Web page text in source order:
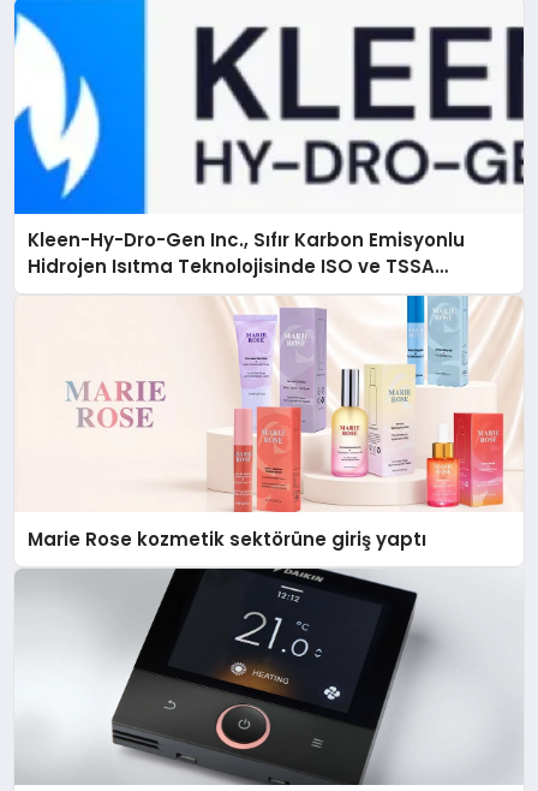
Kleen-Hy-Dro-Gen Inc., Sıfır Karbon Emisyonlu
Hidrojen Isıtma Teknolojisinde ISO ve TSSA
Düzenleyici Onaylarını Aldı
Marie Rose kozmetik sektörüne giriş yaptı